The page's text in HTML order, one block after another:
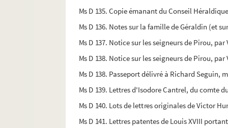
Ms D 135. Copie émanant du Conseil
Ms D 136. Notes sur la famille de Géraldin (et
Ms D 137. Notice sur les seigneurs de Pirou,
Ms D 138. Notice sur les seigneurs de Pirou,
Ms D 138. Passeport délivré à Richard
Ms D 139. Lettres d'Isodore Cantrel, du comte
Ms D 140. Lots de lettres originales de Victor
Ms D 141. Lettres patentes de Louis XVIII